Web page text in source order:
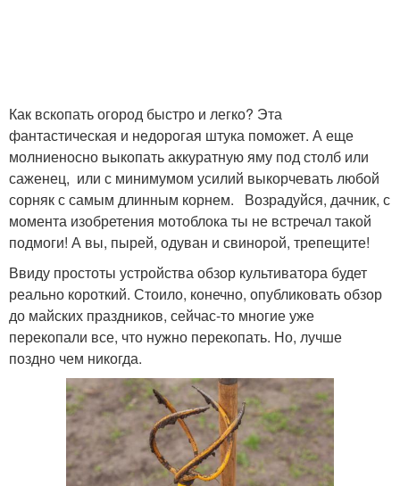
Как вскопать огород быстро и легко? Эта
фантастическая и недорогая штука поможет. А еще
молниеносно выкопать аккуратную яму под столб или
саженец, или с минимумом усилий выкорчевать любой
сорняк с самым длинным корнем. Возрадуйся, дачник, с
момента изобретения мотоблока ты не встречал такой
подмоги! А вы, пырей, одуван и свинорой, трепещите!
Ввиду простоты устройства обзор культиватора будет
реально короткий. Стоило, конечно, опубликовать обзор
до майских праздников, сейчас-то многие уже
перекопали все, что нужно перекопать. Но, лучше
поздно чем никогда.